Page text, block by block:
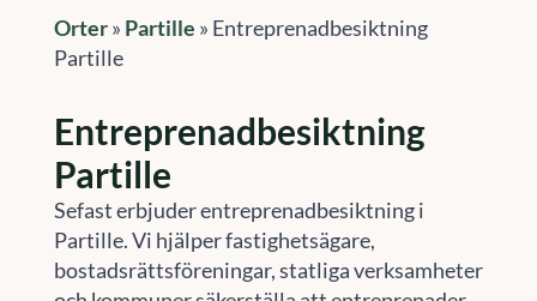
Orter» Partille » Entreprenadbesiktning
Partille
Entreprenadbesiktning
Partille
Sefast erbjuder entreprenadbesiktning i
Partille. Vi hjälper fastighetsägare,
bostadsrättsföreningar, statliga verksamheter